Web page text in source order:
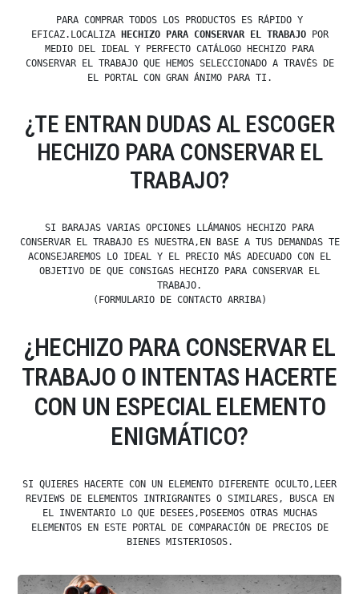
PARA COMPRAR TODOS LOS PRODUCTOS ES RÁPIDO Y
EFICAZ.LOCALIZA HECHIZO PARA CONSERVAR EL TRABAJOPOR
MEDIO DEL IDEAL Y PERFECTO CATÁLOGO HECHIZO PARA
CONSERVAR EL TRABAJO QUE HEMOS SELECCIONADO A TRAVÉS DE
EL PORTAL CON GRAN ÁNIMO PARA TI.
¿TE ENTRAN DUDAS AL ESCOGER
HECHIZO PARA CONSERVAR EL
TRABAJO?
SI BARAJAS VARIAS OPCIONES LLÁMANOS HECHIZO PARA
CONSERVAR EL TRABAJO ES NUESTRA,EN BASE A TUS DEMANDAS TE
ACONSEJAREMOS LO IDEAL Y EL PRECIO MÁS ADECUADO CON EL
OBJETIVO DE QUE CONSIGAS HECHIZO PARA CONSERVAR EL
TRABAJO.
(FORMULARIO DE CONTACTO ARRIBA)
¿HECHIZO PARA CONSERVAR EL
TRABAJO O INTENTAS HACERTE
CON UN ESPECIAL ELEMENTO
ENIGMÁTICO?
SI QUIERES HACERTE CON UN ELEMENTO DIFERENTE OCULTO,LEER
REVIEWS DE ELEMENTOS INTRIGRANTES O SIMILARES, BUSCA EN
EL INVENTARIO LO QUE DESEES,POSEEMOS OTRAS MUCHAS
ELEMENTOS EN ESTE PORTAL DE COMPARACIÓN DE PRECIOS DE
BIENES MISTERIOSOS.